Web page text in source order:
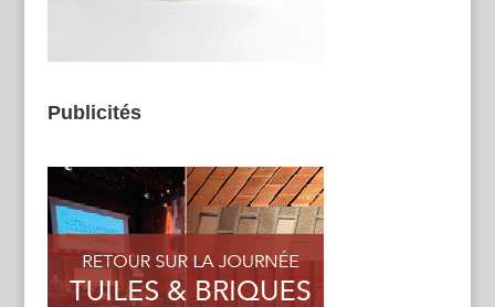
Publicités